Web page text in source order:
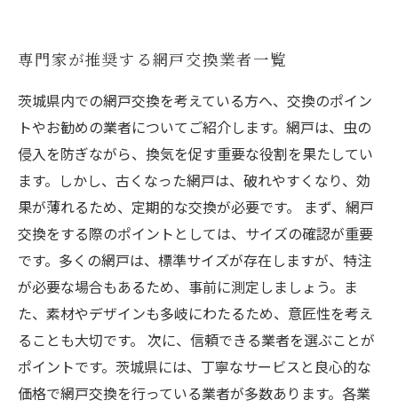
専門家が推奨する網戸交換業者一覧
茨城県内での網戸交換を考えている方へ、交換のポイン
トやお勧めの業者についてご紹介します。網戸は、虫の
侵入を防ぎながら、換気を促す重要な役割を果たしてい
ます。しかし、古くなった網戸は、破れやすくなり、効
果が薄れるため、定期的な交換が必要です。 まず、網戸
交換をする際のポイントとしては、サイズの確認が重要
です。多くの網戸は、標準サイズが存在しますが、特注
が必要な場合もあるため、事前に測定しましょう。ま
た、素材やデザインも多岐にわたるため、意匠性を考え
ることも大切です。 次に、信頼できる業者を選ぶことが
ポイントです。茨城県には、丁寧なサービスと良心的な
価格で網戸交換を行っている業者が多数あります。各業